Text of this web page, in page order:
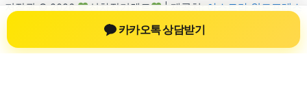
저작권 © 2026 신차장기렌트 | 제공처:
아스트라 워드프레스
테마
카카오톡 상담받기